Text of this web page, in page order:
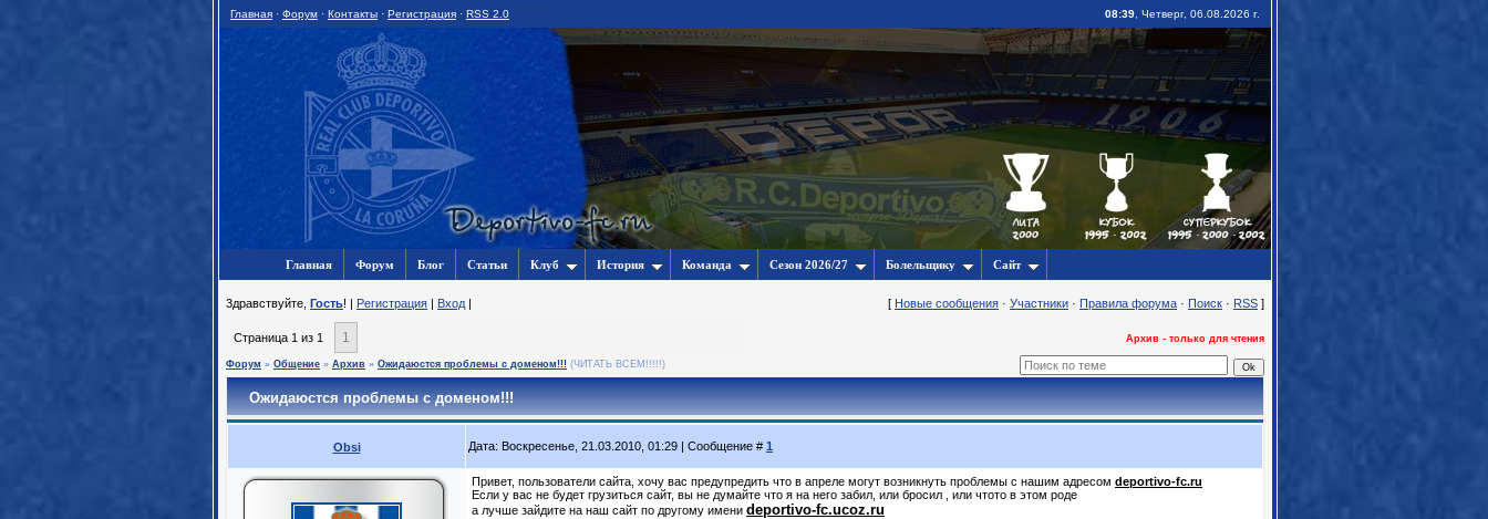
Главная · Форум · Контакты · Регистрация · RSS 2.0 08:39 , Четверг, 06.08.2026 г.
Главная Форум Блог Статьи Клуб История Команда Сезон 2026/27 Болельщику Сайт
3дравствуйте, Гость! | Регистрация | Вход | [ Новые сообщения · Участники · Правила форума · Поиск · RSS ]
Страница 1 из 1 1 Архив - только для чтения
Форум » Общение » Архив » Ожидаюстся проблемы с доменом!!! (ЧИТАТЬ ВСЕМ!!!!!)
Ожидаюстся проблемы с доменом!!!
Obsi Дата: Воскресенье, 21.03.2010, 01:29 | Сообщение # 1
Привет, пользователи сайта, хочу вас предупредить что в апреле могут возникнуть проблемы с нашим адресом deportivo-fc.ru
Если у вас не будет грузиться сайт, вы не думайте что я на него забил, или бросил , или чтото в этом роде
а лучше зайдите на наш сайт по другому имени deportivo-fc.ucoz.ru